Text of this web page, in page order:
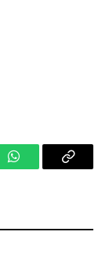
WhatsAppCopy